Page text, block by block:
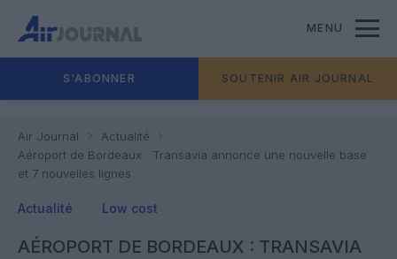
MENU
S'ABONNER SOUTENIR AIR JOURNAL
Air Journal
Actualité
Aéroport de Bordeaux : Transavia annonce une nouvelle base
et 7 nouvelles lignes
Actualité Low cost
AÉROPORT DE BORDEAUX : TRANSAVIA